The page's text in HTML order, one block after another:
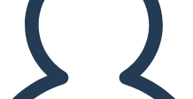
PREBERI MI